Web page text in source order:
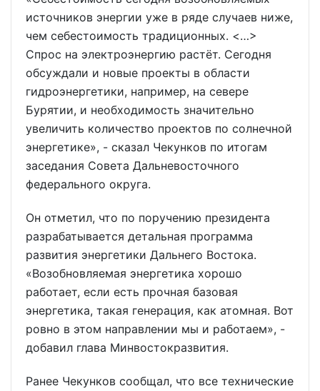
источников энергии уже в ряде случаев ниже,
чем себестоимость традиционных. <…>
Спрос на электроэнергию растёт. Сегодня
обсуждали и новые проекты в области
гидроэнергетики, например, на севере
Бурятии, и необходимость значительно
увеличить количество проектов по солнечной
энергетике», - сказал Чекунков по итогам
заседания Совета Дальневосточного
федерального округа.
Он отметил, что по поручению президента
разрабатывается детальная программа
развития энергетики Дальнего Востока.
«Возобновляемая энергетика хорошо
работает, если есть прочная базовая
энергетика, такая генерация, как атомная. Вот
ровно в этом направлении мы и работаем», -
добавил глава Минвостокразвития.
Ранее Чекунков сообщал, что все технические